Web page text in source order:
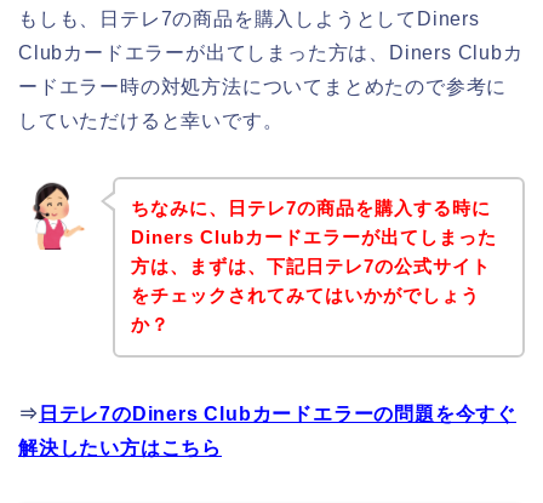
もしも、日テレ7の商品を購入しようとしてDiners
Clubカードエラーが出てしまった方は、Diners Clubカ
ードエラー時の対処方法についてまとめたので参考に
していただけると幸いです。
ちなみに、日テレ7の商品を購入する時に
Diners Clubカードエラーが出てしまった
方は、まずは、下記日テレ7の公式サイト
をチェックされてみてはいかがでしょう
か？
⇒ 日テレ7のDiners Clubカードエラーの問題を今すぐ
解決したい方はこちら